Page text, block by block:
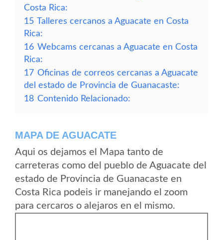
Costa Rica:
15 Talleres cercanos a Aguacate en Costa
Rica:
16 Webcams cercanas a Aguacate en Costa
Rica:
17 Oficinas de correos cercanas a Aguacate
del estado de Provincia de Guanacaste:
18 Contenido Relacionado:
MAPA DE AGUACATE
Aqui os dejamos el Mapa tanto de
carreteras como del pueblo de Aguacate del
estado de Provincia de Guanacaste en
Costa Rica podeis ir manejando el zoom
para cercaros o alejaros en el mismo.